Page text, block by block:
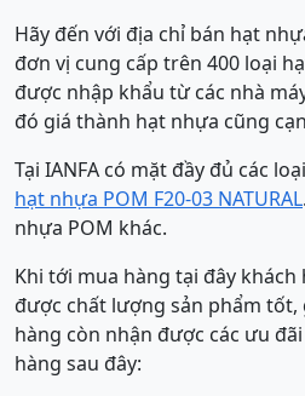
Hãy đến với địa chỉ bán hạt
đơn vị cung cấp trên 400 loại
được nhập khẩu từ các nhà
đó giá thành hạt nhựa cũng
Tại IANFA có mặt đầy đủ các loại
hạt nhựa POM F20-03 NATURAL
nhựa POM khác.
Khi tới mua hàng tại đây
được chất lượng sản phẩm tốt,
hàng còn nhận được các ưu
hàng sau đây: